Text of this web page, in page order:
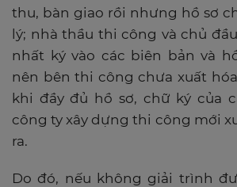
thu, bàn giao rồi nhưng hồ sơ
lý; nhà thầu thi công và chủ
nhất ký vào các biên bản và
nên bên thi công chưa xuất
khi đầy đủ hồ sơ, chữ ký của
công ty xây dựng thi công mới
ra.
Do đó, nếu không giải trình